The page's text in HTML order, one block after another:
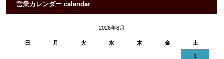
営業カレンダー calendar
2026年8月
日 月 火 水 木 金 土
1